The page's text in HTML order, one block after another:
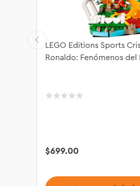
LEGO Editions Sports
Ronaldo: Fenómenos del
$699.00